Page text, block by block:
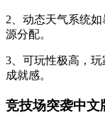
2、动态天气系统
源分配。
3、可玩性极高，
成就感。
竞技场突袭中文